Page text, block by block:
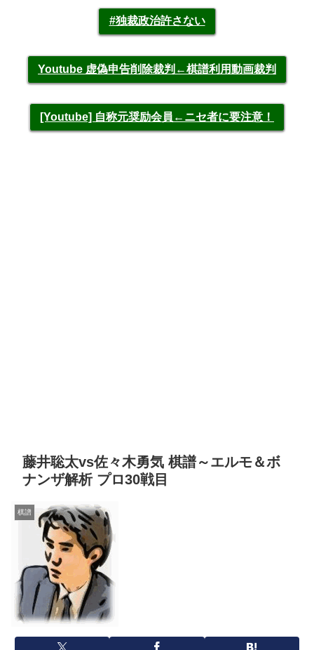
#独裁政治許さない
Youtube 虚偽申告削除裁判←棋譜利用動画裁判
[Youtube] 自称元奨励会員←ニセ者に要注意！
藤井聡太vs佐々木勇気 棋譜～エルモ＆ボ
ナンザ解析 プロ30戦目
棋譜